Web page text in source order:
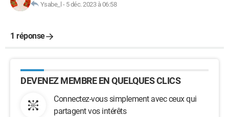
Ysabe_l
- 5 déc. 2023 à 06:58
1 réponse
DEVENEZ MEMBRE EN QUELQUES CLICS
Connectez-vous simplement avec ceux qui
partagent vos intérêts